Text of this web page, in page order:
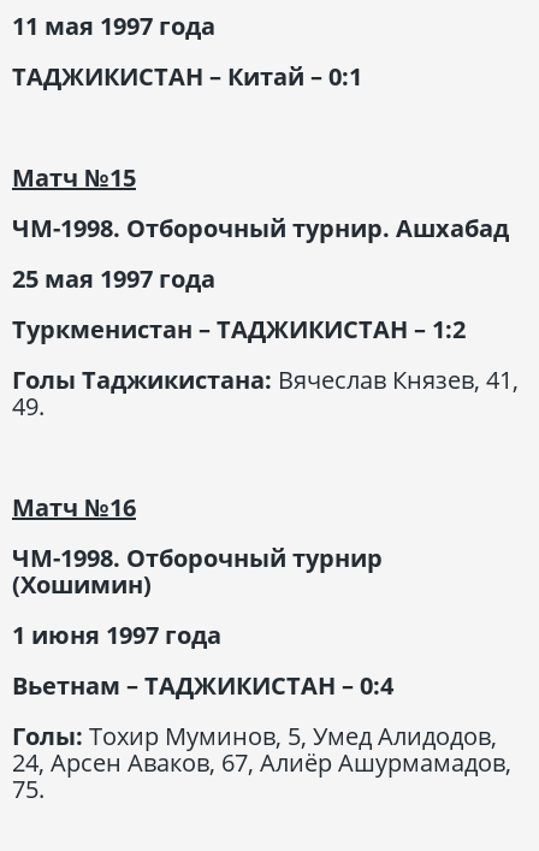
11 мая 1997 года
ТАДЖИКИСТАН – Китай – 0:1
Матч №15
ЧМ-1998. Отборочный турнир. Ашхабад
25 мая 1997 года
Туркменистан – ТАДЖИКИСТАН – 1:2
Голы Таджикистана: Вячеслав Князев, 41,
49.
Матч №16
ЧМ-1998. Отборочный турнир
(Хошимин)
1 июня 1997 года
Вьетнам – ТАДЖИКИСТАН – 0:4
Голы: Тохир Муминов, 5, Умед Алидодов,
24, Арсен Аваков, 67, Алиёр Ашурмамадов,
75.